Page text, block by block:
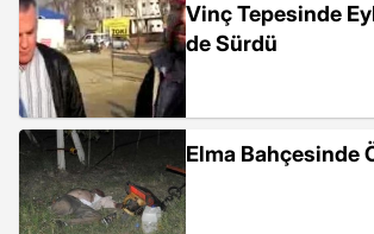
Vinç Tepesinde
de Sürdü
Elma Bahçesinde